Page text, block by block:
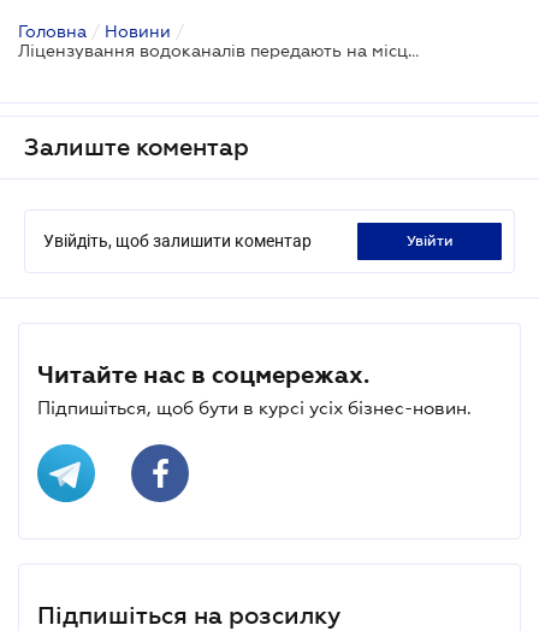
Головна / Новини /
Ліцензування водоканалів передають на місцевий рівень: НКРЕКП готує масштабні зміни
Залиште коментар
Увійдіть, щоб залишити коментар увійти
Читайте нас в соцмережах.
Підпишіться, щоб бути в курсі усіх бізнес-новин.
Підпишіться на розсилку